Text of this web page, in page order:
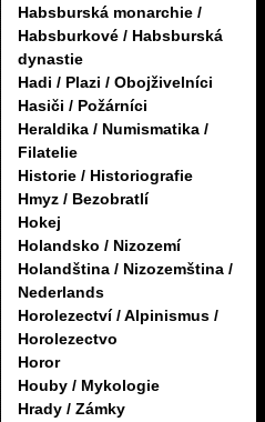
Habsburská monarchie /
Habsburkové / Habsburská
dynastie
Hadi / Plazi / Obojživelníci
Hasiči / Požárníci
Heraldika / Numismatika /
Filatelie
Historie / Historiografie
Hmyz / Bezobratlí
Hokej
Holandsko / Nizozemí
Holandština / Nizozemština /
Nederlands
Horolezectví / Alpinismus /
Horolezectvo
Horor
Houby / Mykologie
Hrady / Zámky